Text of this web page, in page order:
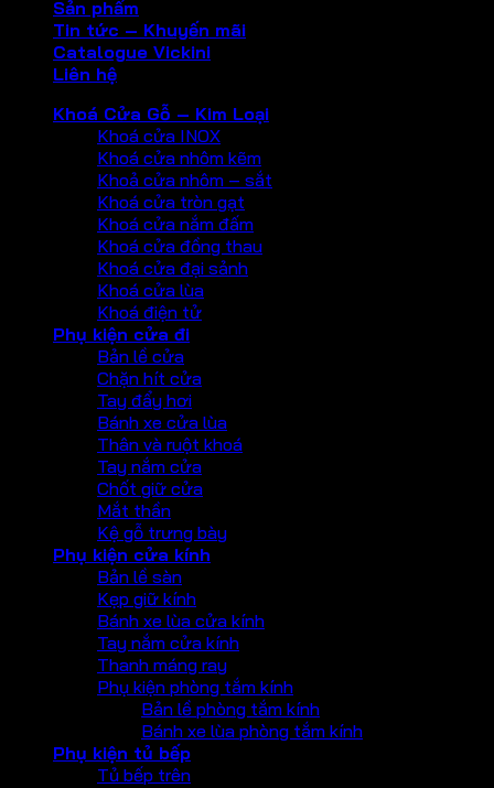
Sản phẩm
Tin tức – Khuyến mãi
Catalogue Vickini
Liên hệ
Khoá Cửa Gỗ – Kim Loại
Khoá cửa INOX
Khoá cửa nhôm kẽm
Khoả cửa nhôm – sắt
Khoá cửa tròn gạt
Khoá cửa nắm đấm
Khoá cửa đồng thau
Khoá cửa đại sảnh
Khoá cửa lùa
Khoá điện tử
Phụ kiện cửa đi
Bản lề cửa
Chặn hít cửa
Tay đẩy hơi
Bánh xe cửa lùa
Thân và ruột khoá
Tay nắm cửa
Chốt giữ cửa
Mắt thần
Kệ gỗ trưng bày
Phụ kiện cửa kính
Bản lề sàn
Kẹp giữ kính
Bánh xe lùa cửa kính
Tay nắm cửa kính
Thanh máng ray
Phụ kiện phòng tắm kính
Bản lề phòng tắm kính
Bánh xe lùa phòng tắm kính
Phụ kiện tủ bếp
Tủ bếp trên